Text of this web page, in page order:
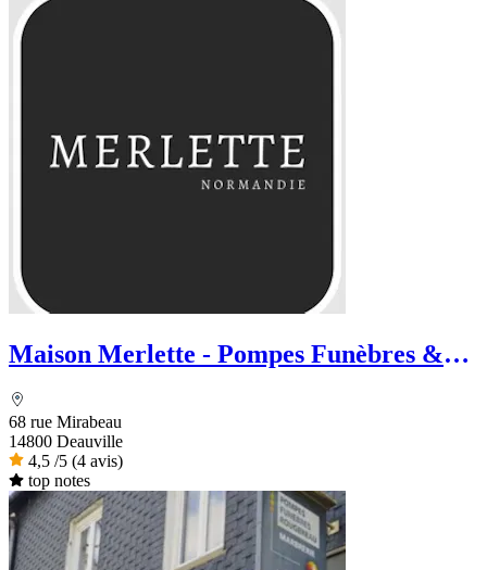
Maison Merlette - Pompes Funèbres &
68 rue Mirabeau
14800 Deauville
4,5 /5 (4 avis)
top notes